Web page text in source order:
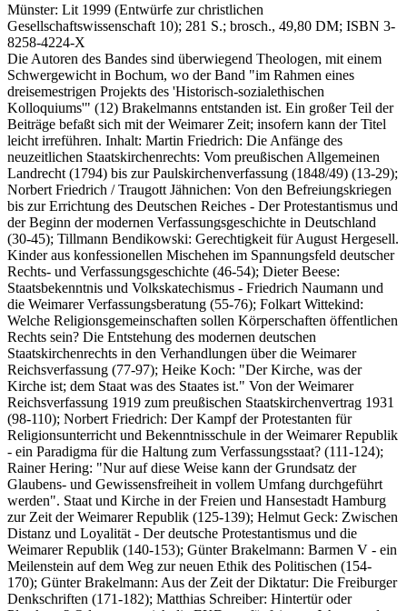
Münster: Lit 1999 (Entwürfe zur christlichen
Gesellschaftswissenschaft 10); 281 S.; brosch., 49,80 DM; ISBN 3-
8258-4224-X
Die Autoren des Bandes sind überwiegend Theologen, mit einem
Schwergewicht in Bochum, wo der Band "im Rahmen eines
dreisemestrigen Projekts des 'Historisch-sozialethischen
Kolloquiums'" (12) Brakelmanns entstanden ist. Ein großer Teil der
Beiträge befaßt sich mit der Weimarer Zeit; insofern kann der Titel
leicht irreführen. Inhalt: Martin Friedrich: Die Anfänge des
neuzeitlichen Staatskirchenrechts: Vom preußischen Allgemeinen
Landrecht (1794) bis zur Paulskirchenverfassung (1848/49) (13-29);
Norbert Friedrich / Traugott Jähnichen: Von den Befreiungskriegen
bis zur Errichtung des Deutschen Reiches - Der Protestantismus und
der Beginn der modernen Verfassungsgeschichte in Deutschland
(30-45); Tillmann Bendikowski: Gerechtigkeit für August Hergesell.
Kinder aus konfessionellen Mischehen im Spannungsfeld deutscher
Rechts- und Verfassungsgeschichte (46-54); Dieter Beese:
Staatsbekenntnis und Volkskatechismus - Friedrich Naumann und
die Weimarer Verfassungsberatung (55-76); Folkart Wittekind:
Welche Religionsgemeinschaften sollen Körperschaften öffentlichen
Rechts sein? Die Entstehung des modernen deutschen
Staatskirchenrechts in den Verhandlungen über die Weimarer
Reichsverfassung (77-97); Heike Koch: "Der Kirche, was der
Kirche ist; dem Staat was des Staates ist." Von der Weimarer
Reichsverfassung 1919 zum preußischen Staatskirchenvertrag 1931
(98-110); Norbert Friedrich: Der Kampf der Protestanten für
Religionsunterricht und Bekenntnisschule in der Weimarer Republik
- ein Paradigma für die Haltung zum Verfassungsstaat? (111-124);
Rainer Hering: "Nur auf diese Weise kann der Grundsatz der
Glaubens- und Gewissensfreiheit in vollem Umfang durchgeführt
werden". Staat und Kirche in der Freien und Hansestadt Hamburg
zur Zeit der Weimarer Republik (125-139); Helmut Geck: Zwischen
Distanz und Loyalität - Der deutsche Protestantismus und die
Weimarer Republik (140-153); Günter Brakelmann: Barmen V - ein
Meilenstein auf dem Weg zur neuen Ethik des Politischen (154-
170); Günter Brakelmann: Aus der Zeit der Diktatur: Die Freiburger
Denkschriften (171-182); Matthias Schreiber: Hintertür oder